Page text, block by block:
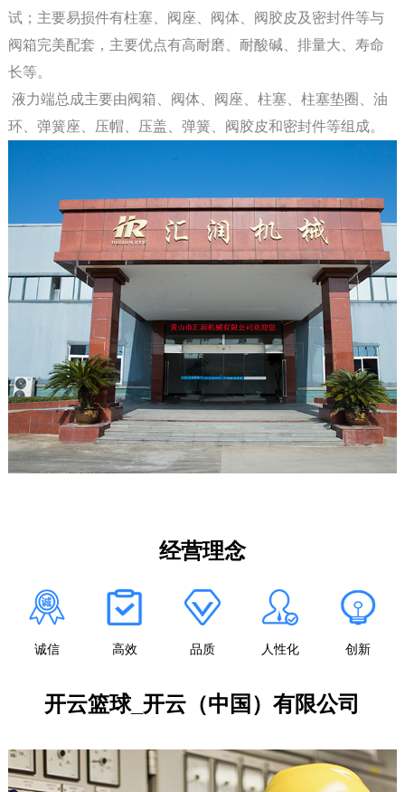
试；主要易损件有柱塞、阀座、阀体、阀胶皮及密封件等与
阀箱完美配套，主要优点有高耐磨、耐酸碱、排量大、寿命
长等。
液力端总成主要由阀箱、阀体、阀座、柱塞、柱塞垫圈、油
环、弹簧座、压帽、压盖、弹簧、阀胶皮和密封件等组成。
经营理念
诚信 高效 品质 人性化 创新
开云篮球_开云（中国）有限公司